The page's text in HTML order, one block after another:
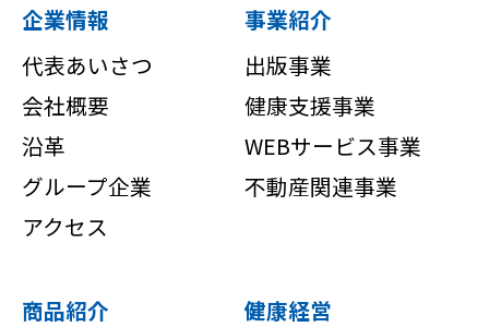
ライバシーポリシーを随時変更すること
ができるものとします。
著作権/肖像権について 当サイトに掲載
されているすべての著作物（文章、写
真、イラスト、図画、プログラム、編集
の2次利用によって生じた著作物）には
企業情報
代表あいさつ
会社概要
沿革
グループ企業
アクセス
事業紹介
出版事業
健康支援事業
WEBサービス事業
不動産関連事業
商品紹介
健康経営